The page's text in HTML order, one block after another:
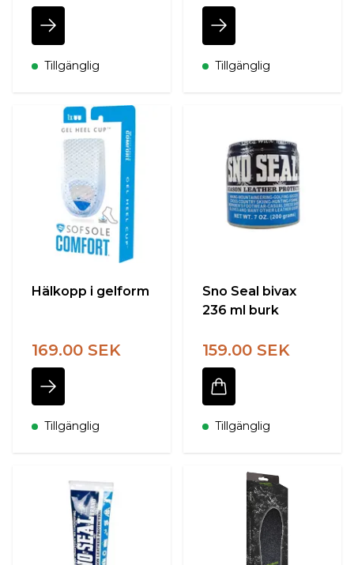
Tillgänglig Tillgänglig
Hälkopp i gelform
169.00 SEK
Tillgänglig
Sno Seal bivax
236 ml burk
159.00 SEK
Tillgänglig